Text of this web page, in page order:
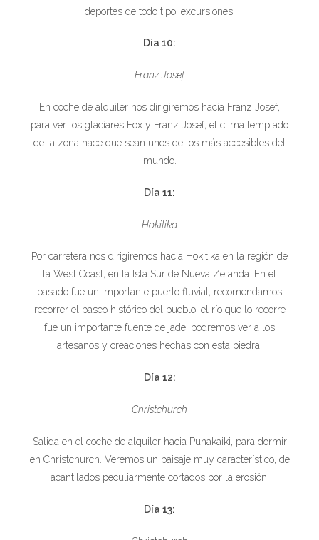
deportes de todo tipo, excursiones.
Día 10:
Franz Josef
En coche de alquiler nos dirigiremos hacia Franz Josef,
para ver los glaciares Fox y Franz Josef; el clima templado
de la zona hace que sean unos de los más accesibles del
mundo.
Día 11:
Hokitika
Por carretera nos dirigiremos hacia Hokitika en la región de
la West Coast, en la Isla Sur de Nueva Zelanda. En el
pasado fue un importante puerto fluvial, recomendamos
recorrer el paseo histórico del pueblo; el río que lo recorre
fue un importante fuente de jade, podremos ver a los
artesanos y creaciones hechas con esta piedra.
Día 12:
Christchurch
Salida en el coche de alquiler hacia Punakaiki, para dormir
en Christchurch. Veremos un paisaje muy característico, de
acantilados peculiarmente cortados por la erosión.
Día 13: